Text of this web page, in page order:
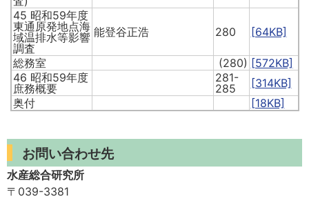
45 昭和59年度
東通原発地点海
域温排水等影響
調査
能登谷正浩 280 [64KB]
総務室 (280) [572KB]
46 昭和59年度
庶務概要
281-
285
[314KB]
奥付
[18KB]
お問い合わせ先
水産総合研究所
〒039-3381